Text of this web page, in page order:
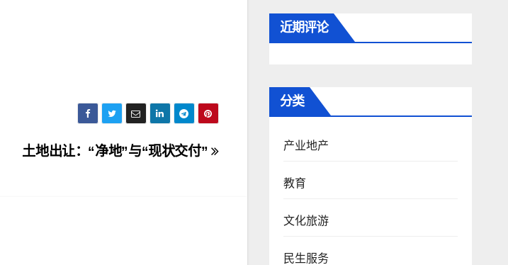
土地出让：“净地”与“现状交付”
近期评论
分类
产业地产
教育
文化旅游
民生服务